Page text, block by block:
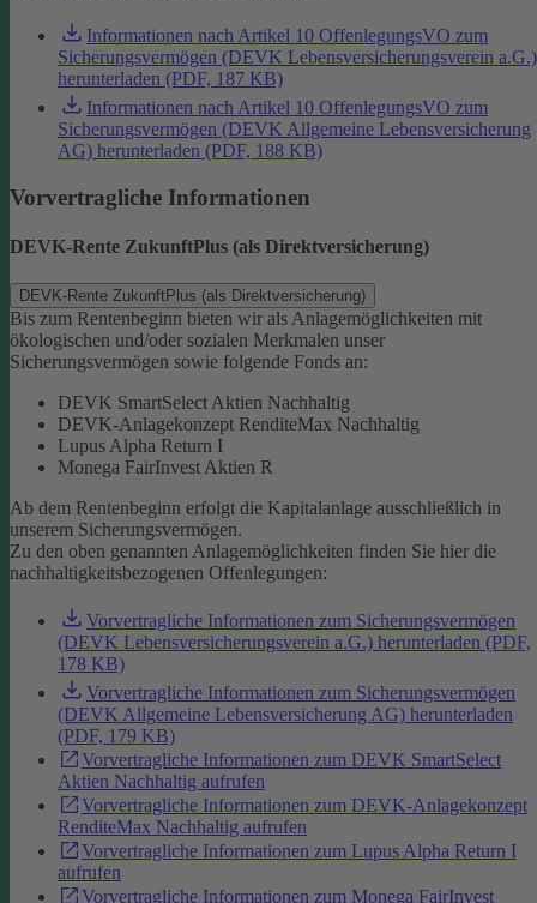
Informationen nach Artikel 10 OffenlegungsVO zum
Sicherungsvermögen (DEVK Lebensversicherungsverein a.G.)
herunterladen (PDF, 187 KB)
Informationen nach Artikel 10 OffenlegungsVO zum
Sicherungsvermögen (DEVK Allgemeine Lebensversicherung
AG) herunterladen (PDF, 188 KB)
Vorvertragliche Informationen
DEVK-Rente ZukunftPlus (als Direktversicherung)
DEVK-Rente ZukunftPlus (als Direktversicherung)
Bis zum Rentenbeginn bieten wir als Anlagemöglichkeiten mit
ökologischen und/oder sozialen Merkmalen unser
Sicherungsvermögen sowie folgende Fonds an:
DEVK SmartSelect Aktien Nachhaltig
DEVK-Anlagekonzept RenditeMax Nachhaltig
Lupus Alpha Return I
Monega FairInvest Aktien R
Ab dem Rentenbeginn erfolgt die Kapitalanlage ausschließlich in
unserem Sicherungsvermögen.
Zu den oben genannten Anlagemöglichkeiten finden Sie hier die
nachhaltigkeitsbezogenen Offenlegungen:
Vorvertragliche Informationen zum Sicherungsvermögen
(DEVK Lebensversicherungsverein a.G.) herunterladen (PDF,
178 KB)
Vorvertragliche Informationen zum Sicherungsvermögen
(DEVK Allgemeine Lebensversicherung AG) herunterladen
(PDF, 179 KB)
Vorvertragliche Informationen zum DEVK SmartSelect
Aktien Nachhaltig aufrufen
Vorvertragliche Informationen zum DEVK-Anlagekonzept
RenditeMax Nachhaltig aufrufen
Vorvertragliche Informationen zum Lupus Alpha Return I
aufrufen
Vorvertragliche Informationen zum Monega FairInvest